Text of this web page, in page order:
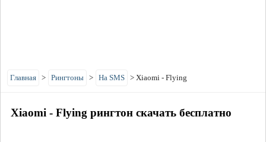
Главная > Рингтоны > На SMS > Xiaomi - Flying
Xiaomi - Flying рингтон скачать бесплатно